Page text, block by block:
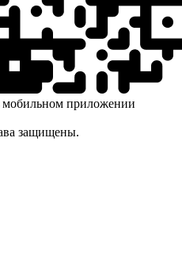
приложении
защищены.